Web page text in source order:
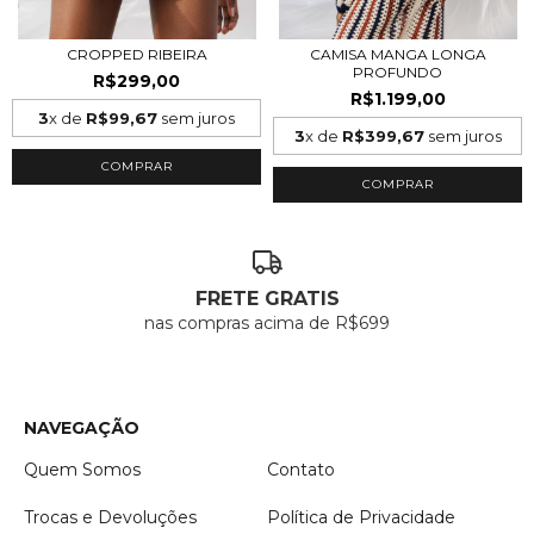
CROPPED RIBEIRA
R$299,00
3x de R$99,67 sem juros
COMPRAR
CAMISA MANGA LONGA
PROFUNDO
R$1.199,00
3x de R$399,67sem juros
COMPRAR
FRETE GRATIS
nas compras acima de R$699
NAVEGAÇÃO
Quem Somos
Contato
Trocas e Devoluções Política de Privacidade